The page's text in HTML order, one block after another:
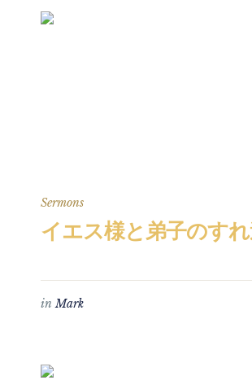
Sermons
イエス様と弟子のす
inMark